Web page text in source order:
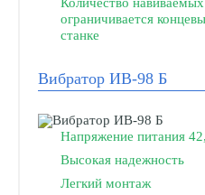
ограничивается
станке
Вибратор ИВ-98 Б
Напряжение питания
Высокая надежность
Легкий монтаж